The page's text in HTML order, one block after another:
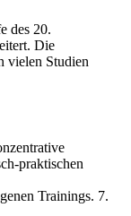
des 20.
Die
vielen Studien
praktischen
Trainings. 7.